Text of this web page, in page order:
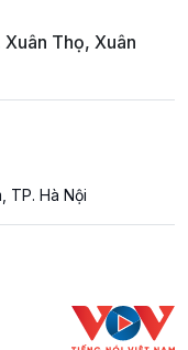
Thọ, Xuân
TP. Hà Nội